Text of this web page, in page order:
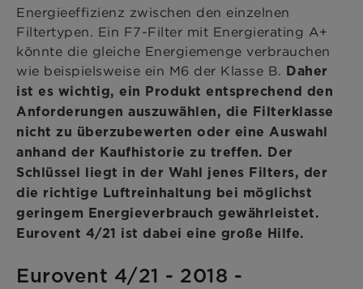
Energieeffizienz zwischen den einzelnen
Filtertypen. Ein F7-Filter mit Energierating A+
könnte die gleiche Energiemenge verbrauchen
wie beispielsweise ein M6 der Klasse B. Daher
ist es wichtig, ein Produkt entsprechend den
Anforderungen auszuwählen, die Filterklasse
nicht zu überzubewerten oder eine Auswahl
anhand der Kaufhistorie zu treffen. Der
Schlüssel liegt in der Wahl jenes Filters, der
die richtige Luftreinhaltung bei möglichst
geringem Energieverbrauch gewährleistet.
Eurovent 4/21 ist dabei eine große Hilfe.
Eurovent 4/21 - 2018 -